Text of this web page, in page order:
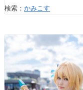
検索： かみこす